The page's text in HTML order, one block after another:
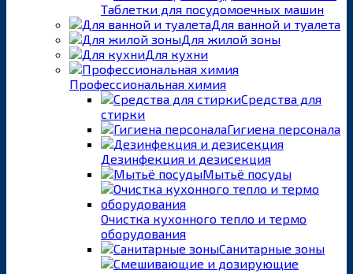
Таблетки для посудомоечных машин
Для ванной и туалета
Для жилой зоны
Для кухни
Профессиональная химия
Средства для
стирки
Гигиена персонала
Дезинфекция и дезисекция
Мытьё посуды
Очистка кухонного тепло и термо
оборудования
Санитарные зоны